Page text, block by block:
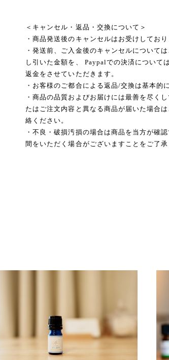
＜キャンセル・返品・交換について＞
・商品発送後のキャンセルはお受けしており
・発送前、ご入金後のキャンセルについて
し引いた金額を、 Paypalでの決済について
返金をさせていただきます。
・お客様のご都合による返品/交換は基本的
・商品の品質およびお届けには最善を尽く
たはご注文内容と異なる商品が届いた場合
絡ください。
・不良・破損汚損の場合は商品を当方が確
間をいただく場合がございますことをご了承